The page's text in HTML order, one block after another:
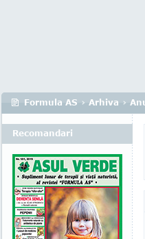
Formula AS › Arhiva ›
Recomandari